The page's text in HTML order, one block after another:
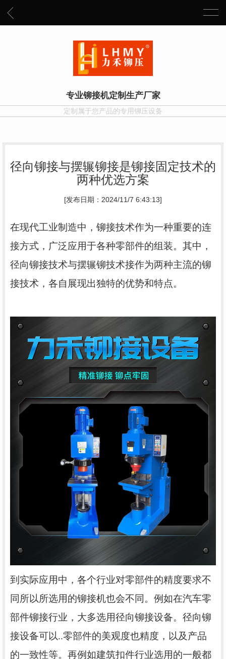
专业铆接机定制生产厂家
定制属于您产品的专用铆压设备
径向铆接与摆辗铆接是铆接固定技术的
两种优选方案
[发布日期：2024/11/7 6:43:13]
在现代工业制造中，铆接技术作为一种重要的连
接方式，广泛应用于各种零部件的组装。其中，
径向铆接技术与摆辗铆技术接作为两种主流的铆
接技术，各自展现出独特的优势和特点。
到实际应用中， 各个行业对零部件的精度要求不
同所以所选用的铆接机也会不同。例如在汽车零
部件铆接行业， 大多选用径向铆接设备。径向铆
接设备可以..零部件的美观度也精度 ， 以及产品
的一致性等。再例如建筑扣件行业选用的一般都